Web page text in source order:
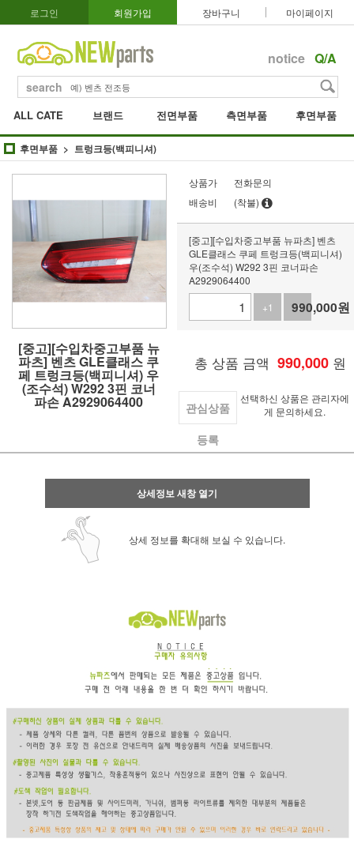
로그인 회원가입 장바구니 마이페이지
notice Q/A
search
ALL CATE 브랜드 전면부품 측면부품 후면부품
후면부품 트렁크등(백피니셔)
[중고][수입차중고부품 뉴
파츠] 벤츠 GLE클래스 쿠
페 트렁크등(백피니셔) 우
(조수석) W292 3핀 코너
파손 A2929064400
상품가
전화문의
배송비
(착불)
[중고][수입차중고부품 뉴파츠] 벤츠
GLE클래스 쿠페 트렁크등(백피니셔)
우(조수석) W292 3핀 코너파손
A2929064400
+1
-1
990,000원
총 상품 금액 990,000 원
관심상품
등록
선택하신 상품은 관리자에
게 문의하세요.
상세정보 새창 열기
상세 정보를 확대해 보실 수 있습니다.